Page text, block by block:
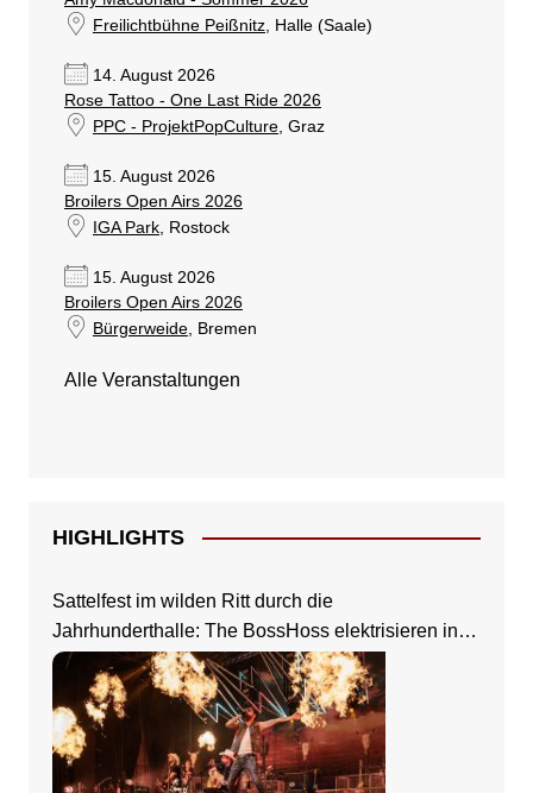
Freilichtbühne Peißnitz, Halle (Saale)
14. August 2026
Rose Tattoo - One Last Ride 2026
PPC - ProjektPopCulture, Graz
15. August 2026
Broilers Open Airs 2026
IGA Park, Rostock
15. August 2026
Broilers Open Airs 2026
Bürgerweide, Bremen
Alle Veranstaltungen
HIGHLIGHTS
Sattelfest im wilden Ritt durch die
Jahrhunderthalle: The BossHoss elektrisieren in
Frankfurt